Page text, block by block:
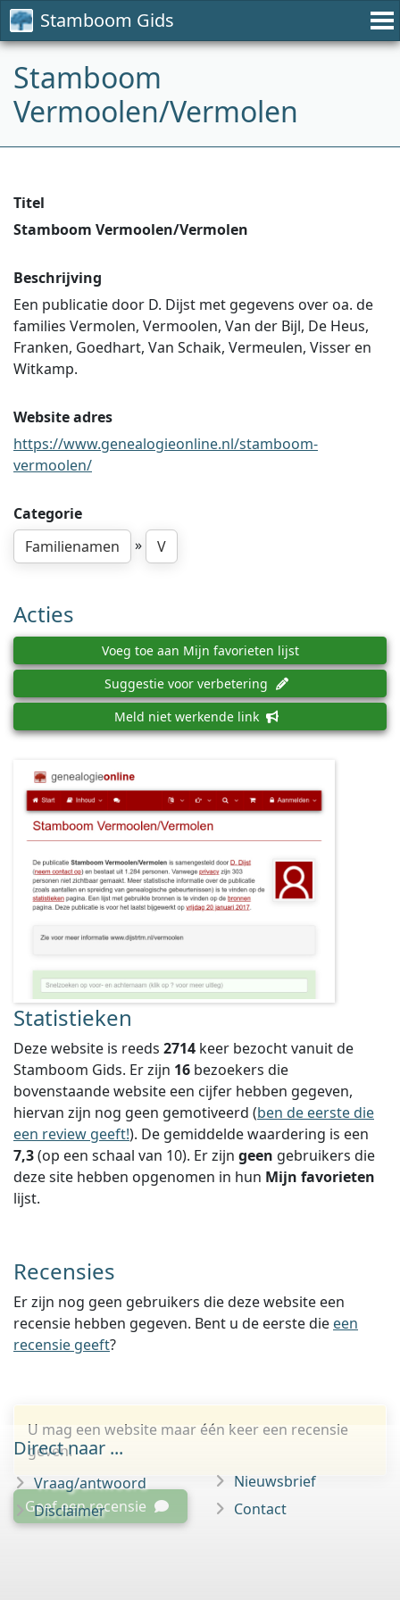
Stamboom Gids
Stamboom
Vermoolen/Vermolen
Titel
Stamboom Vermoolen/Vermolen
Beschrijving
Een publicatie door D. Dijst met gegevens over oa. de
families Vermolen, Vermoolen, Van der Bijl, De Heus,
Franken, Goedhart, Van Schaik, Vermeulen, Visser en
Witkamp.
Website adres
https://www.genealogieonline.nl/stamboom-
vermoolen/
Categorie
Familienamen
» V
Acties
Voeg toe aan Mijn favorieten lijst
Suggestie voor verbetering
Meld niet werkende link
Statistieken
Deze website is reeds 2714 keer bezocht vanuit de
Stamboom Gids. Er zijn 16 bezoekers die
bovenstaande website een cijfer hebben gegeven,
hiervan zijn nog geen gemotiveerd (ben de eerste die
een review geeft!). De gemiddelde waardering is een
7,3(op een schaal van 10). Er zijn geen gebruikers die
deze site hebben opgenomen in hun Mijn favorieten
lijst.
Recensies
Er zijn nog geen gebruikers die deze website een
recensie hebben gegeven. Bent u de eerste die een
recensie geeft?
U mag een website maar één keer een recensie
geven.
Geef een recensie
Direct naar ...
Vraag/antwoord
Disclaimer
Nieuwsbrief
Contact